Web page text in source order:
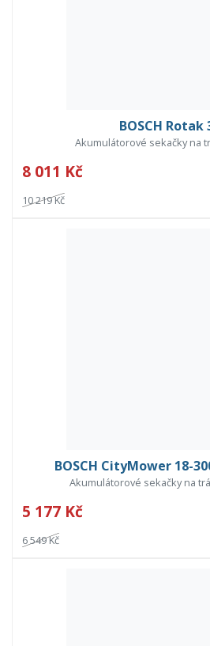
BOSCH Rotak
Akumulátorové sekačky na
8 011 Kč
10 219 Kč
BOSCH CityMower 18-
Akumulátorové sekačky na
5 177 Kč
6 549 Kč